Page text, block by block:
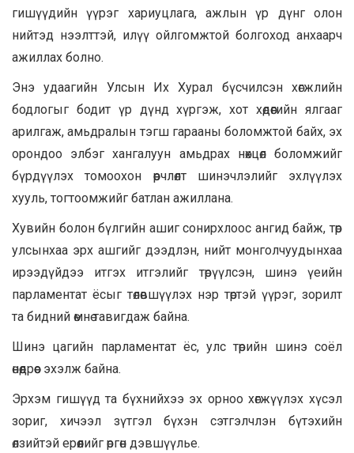
гишүүдийн үүрэг хариуцлага, ажлын үр дүнг олон
нийтэд нээлттэй, илүү ойлгомжтой болгоход анхаарч
ажиллах болно.
Энэ удаагийн Улсын Их Хурал бүсчилсэн хөгжлийн
бодлогыг бодит үр дүнд хүргэж, хот хөдөөгийн ялгааг
арилгаж, амьдралын тэгш гарааны боломжтой байх, эх
орондоо элбэг хангалуун амьдрах нөхцөл боломжийг
бүрдүүлэх томоохон өөрчлөлт шинэчлэлийг эхлүүлэх
хууль, тогтоомжийг батлан ажиллана.
Хувийн болон бүлгийн ашиг сонирхлоос ангид байж, төр
улсынхаа эрх ашгийг дээдлэн, нийт монголчуудынхаа
ирээдүйдээ итгэх итгэлийг төрүүлсэн, шинэ үеийн
парламентат ёсыг төлөвшүүлэх нэр төртэй үүрэг, зорилт
та бидний өмнө тавигдаж байна.
Шинэ цагийн парламентат ёс, улс төрийн шинэ соёл
өнөөдрөөс эхэлж байна.
Эрхэм гишүүд та бүхнийхээ эх орноо хөгжүүлэх хүсэл
зориг, хичээл зүтгэл бүхэн сэтгэлчлэн бүтэхийн
өлзийтэй ерөөлийг өргөн дэвшүүлье.